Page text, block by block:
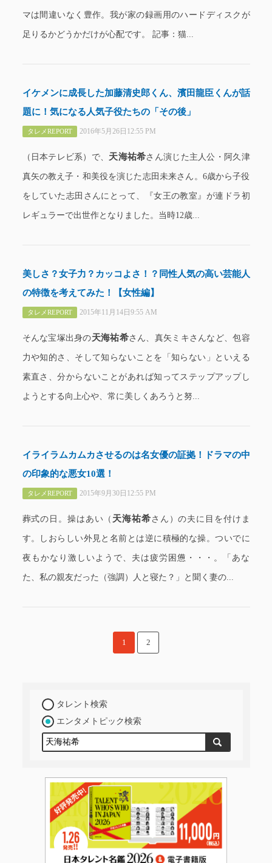
マは間違いなく豊作。我が家の録画用のハードディスクが
足りるかどうかだけが心配です。 記事：猫...
イケメンに成長した加藤清史郎くん、濱田龍臣くんが話
題に！気になる人気子役たちの「その後」
タレメREPORT 2016年5月26日12:55 PM
（日本テレビ系）で、 天海祐希さん演じた主人公・阿久津
真矢の教え子・和美役を演じた志田未来さん。6歳から子役
をしていた志田さんにとって、『女王の教室』が連ドラ初
レギュラーで出世作となりました。当時12歳...
美しさ？女子力？カッコよさ！？同性人気の高い芸能人
の特徴を考えてみた！【女性編】
タレメREPORT 2015年11月14日9:55 AM
そんな宝塚出身の天海祐希さん、真矢ミキさんなど、包容
力や知的さ、そして知らないことを「知らない」といえる
素直さ、分からないことがあれば知ってステップアップし
ようとする向上心や、常に美しくあろうと努...
イライラムカムカさせるのは名女優の証拠！ドラマの中
の印象的な悪女10選！
タレメREPORT 2015年9月30日12:55 PM
葬式の日。操はあい（ 天海祐希 さん）の夫に目を付けま
す。しおらしい外見と名前とは逆に積極的な操。ついでに
夜もかなり激しいようで、夫は疲労困憊・・・。「あな
た、私の親友だった（強調）人と寝た？」と聞く妻の...
1 2
タレント検索
エンタメトピック検索